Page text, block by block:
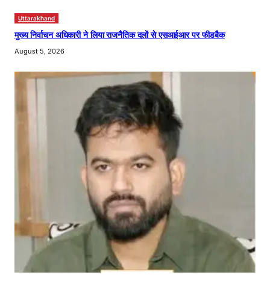
Uttarakhand
मुख्य निर्वाचन अधिकारी ने लिया राजनैतिक दलों से एसआईआर पर फीडबैक
August 5, 2026